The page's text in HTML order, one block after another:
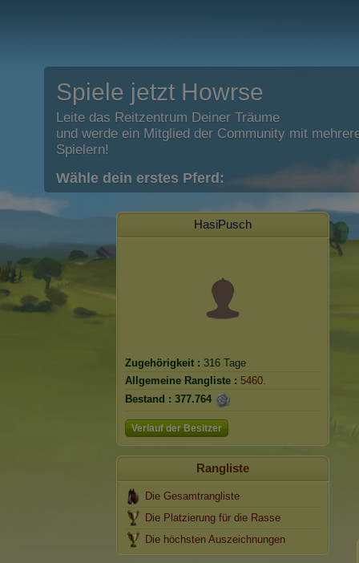
Spiele jetzt Howrse
Leite das Reitzentrum Deiner Träume
und werde ein Mitglied der Community mit
Spielern!
Wähle dein erstes Pferd:
HasiPusch
Zugehörigkeit : 316 Tage
Allgemeine Rangliste : 5460.
Bestand : 377.764
Verlauf der Besitzer
Rangliste
Die Gesamtrangliste
Die Platzierung für die Rasse
Die höchsten Auszeichnungen